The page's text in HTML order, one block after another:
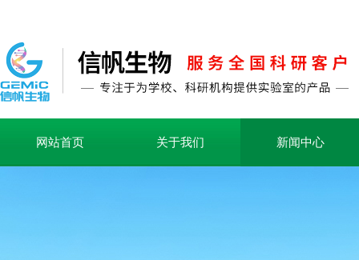
网站首页 关于我们 新闻中心